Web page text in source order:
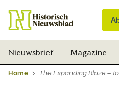
Nieuwsbrief Magazine
Home The Expanding Blaze –